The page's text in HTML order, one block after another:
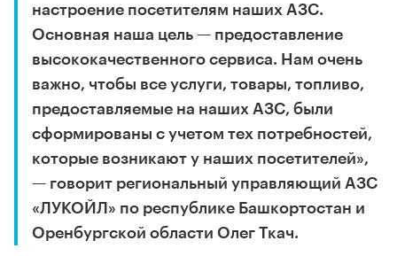
настроение посетителям наших АЗС.
Основная наша цель — предоставление
высококачественного сервиса. Нам очень
важно, чтобы все услуги, товары, топливо,
предоставляемые на наших АЗС, были
сформированы с учетом тех потребностей,
которые возникают у наших посетителей»,
— говорит региональный управляющий АЗС
«ЛУКОЙЛ» по республике Башкортостан и
Оренбургской области Олег Ткач.